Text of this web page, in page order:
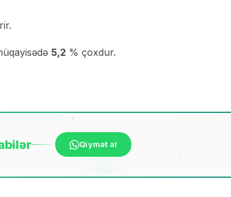
5,2 % çoxdur.
bilər Qiymət al